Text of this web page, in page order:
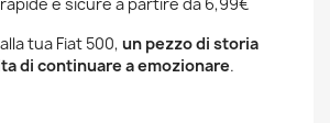
alla tua Fiat 500,un pezzo di storia
di continuare a emozionare.